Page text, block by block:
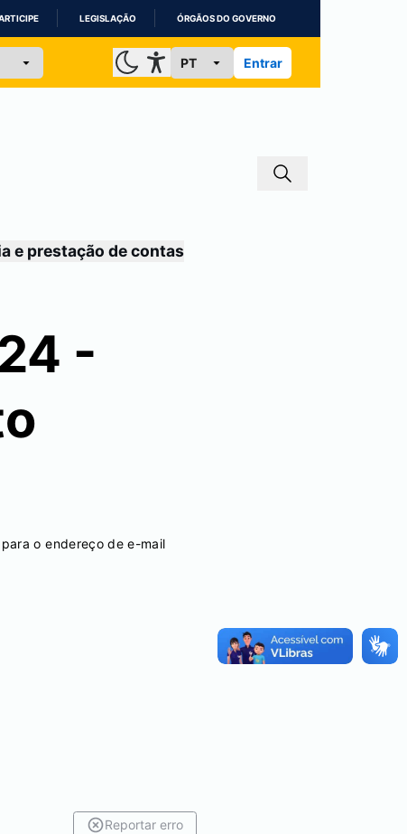
LEGISLAÇÃO ÓRGÃOS DO GOVERNO
Entrar
e prestação de contas
-
o endereço de e-mail
Reportar erro